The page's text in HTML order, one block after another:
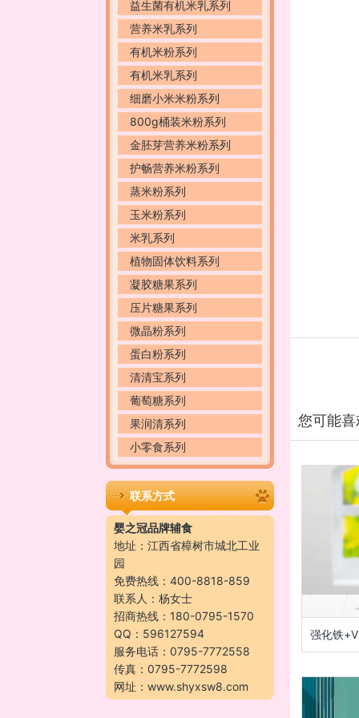
益生菌有机米乳系列
营养米乳系列
有机米粉系列
有机米乳系列
细磨小米米粉系列
800g桶装米粉系列
金胚芽营养米粉系列
护畅营养米粉系列
蒸米粉系列
玉米粉系列
米乳系列
植物固体饮料系列
凝胶糖果系列
压片糖果系列
微晶粉系列
蛋白粉系列
清清宝系列
葡萄糖系列
果润清系列
小零食系列
联系方式
婴之冠品牌辅食
地址：江西省樟树市城北工业
园
免费热线：400-8818-859
联系人：杨女士
招商热线：180-0795-1570
QQ：596127594
服务电话：0795-7772558
传真：0795-7772598
网址：www.shyxsw8.com
您可能喜
强化铁